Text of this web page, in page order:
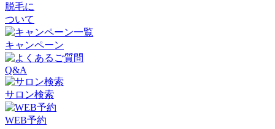
脱毛に
ついて
キャンペーン
Q&A
サロン検索
WEB予約